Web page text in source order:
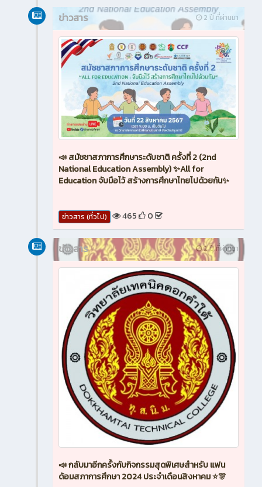
2 ปี ที่ผ่านมา
ข่าวสาร
📣 สมัชชาสภาการศึกษาระดับชาติ ครั้งที่ 2 (2nd
National Education Assembly) ✨All for
Education จับมือไว้ สร้างการศึกษาไทยไปด้วยกัน✨
ข่าวสาร (ทั่วไป) 465 0
2 ปี ที่ผ่านมา
ข่าวสาร
📣 กลับมาอีกครั้งกับกิจกรรมสุดพิเศษสำหรับ แฟน
ด้อมสภาการศึกษา 2024 ประจำเดือนสิงหาคม ⭐🎊